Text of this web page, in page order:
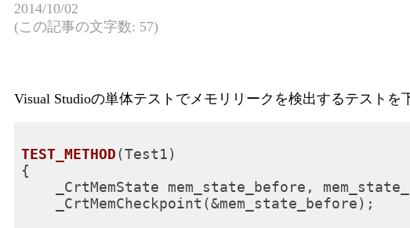
2014/10/02
(この記事の文字数: 57)
Visual Studioの単体テストでメモリリークを検出するテスト
TEST_METHOD(Test1)
{
_CrtMemState mem_state_before,
    _CrtMemCheckpoint(&mem_state_before);